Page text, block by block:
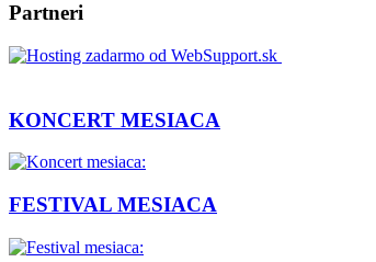
Partneri
KONCERT MESIACA
FESTIVAL MESIACA